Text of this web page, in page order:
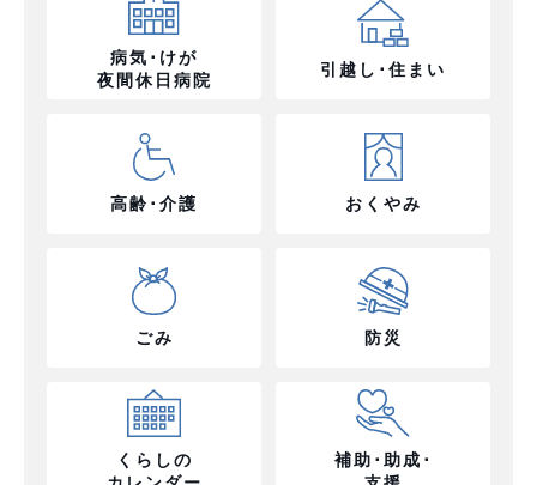
病気･けが
夜間休日病院
引越し･住まい
高齢･介護 おくやみ
ごみ 防災
くらしの
補助･助成･